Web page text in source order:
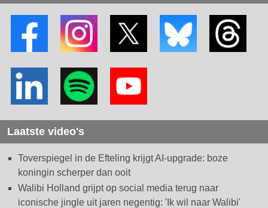
Laatste video's
Toverspiegel in de Efteling krijgt AI-upgrade: boze
koningin scherper dan ooit
Walibi Holland grijpt op social media terug naar
iconische jingle uit jaren negentig: 'Ik wil naar Walibi'